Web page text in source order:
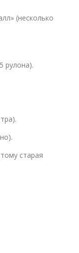
(несколько
рулона).
старая